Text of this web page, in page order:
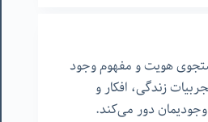
هویت و مفهوم وجود
زندگی، افکار و
دور می‌کند.